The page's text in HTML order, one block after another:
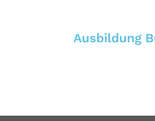
Ausbildung